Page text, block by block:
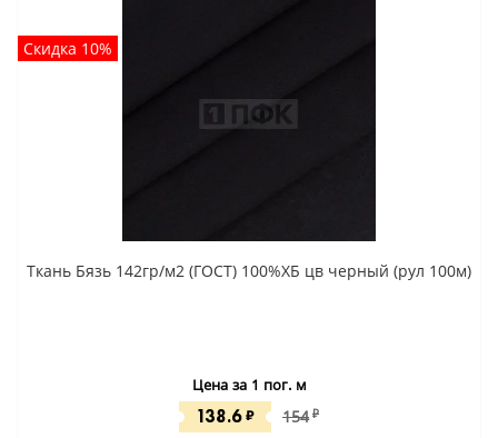
Скидка 10%
Ткань Бязь 142гр/м2 (ГОСТ) 100%ХБ цв черный (рул 100м)
Цена за 1 пог. м
138.6₽ 154 ₽